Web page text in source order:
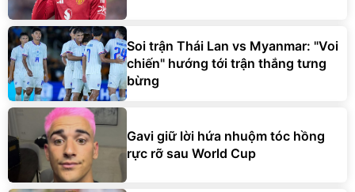
Soi trận Thái Lan vs Myanmar: "Voi
chiến" hướng tới trận thắng tưng
bừng
Gavi giữ lời hứa nhuộm tóc hồng
rực rỡ sau World Cup